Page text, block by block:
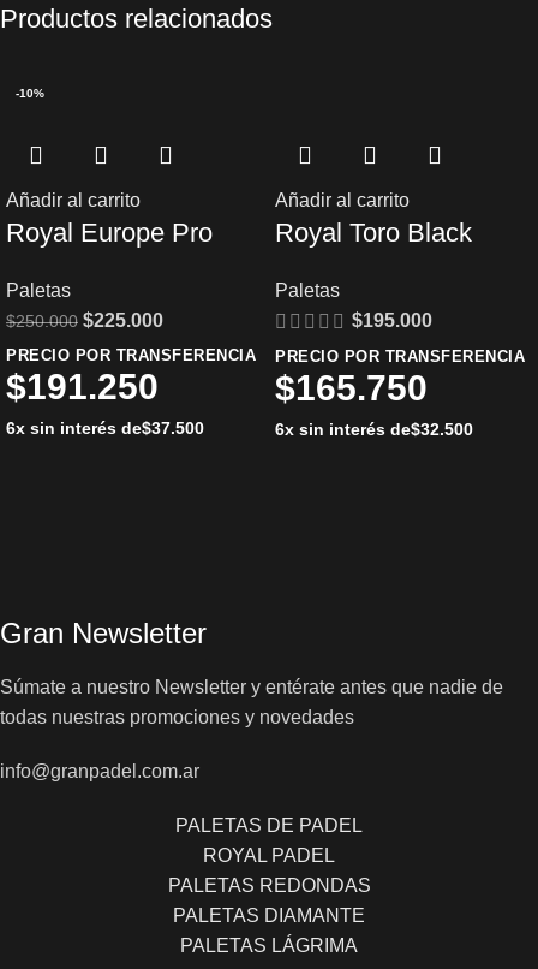
Productos relacionados
-10%
Añadir al carrito
Royal Europe Pro
Paletas
$250.000 $225.000
PRECIO POR TRANSFERENCIA
$191.250
6x sin interés de$37.500
Añadir al carrito
Royal Toro Black
Paletas
$195.000
PRECIO POR TRANSFERENCIA
$165.750
6x sin interés de$32.500
Gran Newsletter
Súmate a nuestro Newsletter y entérate antes que nadie de
todas nuestras promociones y novedades
info@granpadel.com.ar
PALETAS DE PADEL
ROYAL PADEL
PALETAS REDONDAS
PALETAS DIAMANTE
PALETAS LÁGRIMA